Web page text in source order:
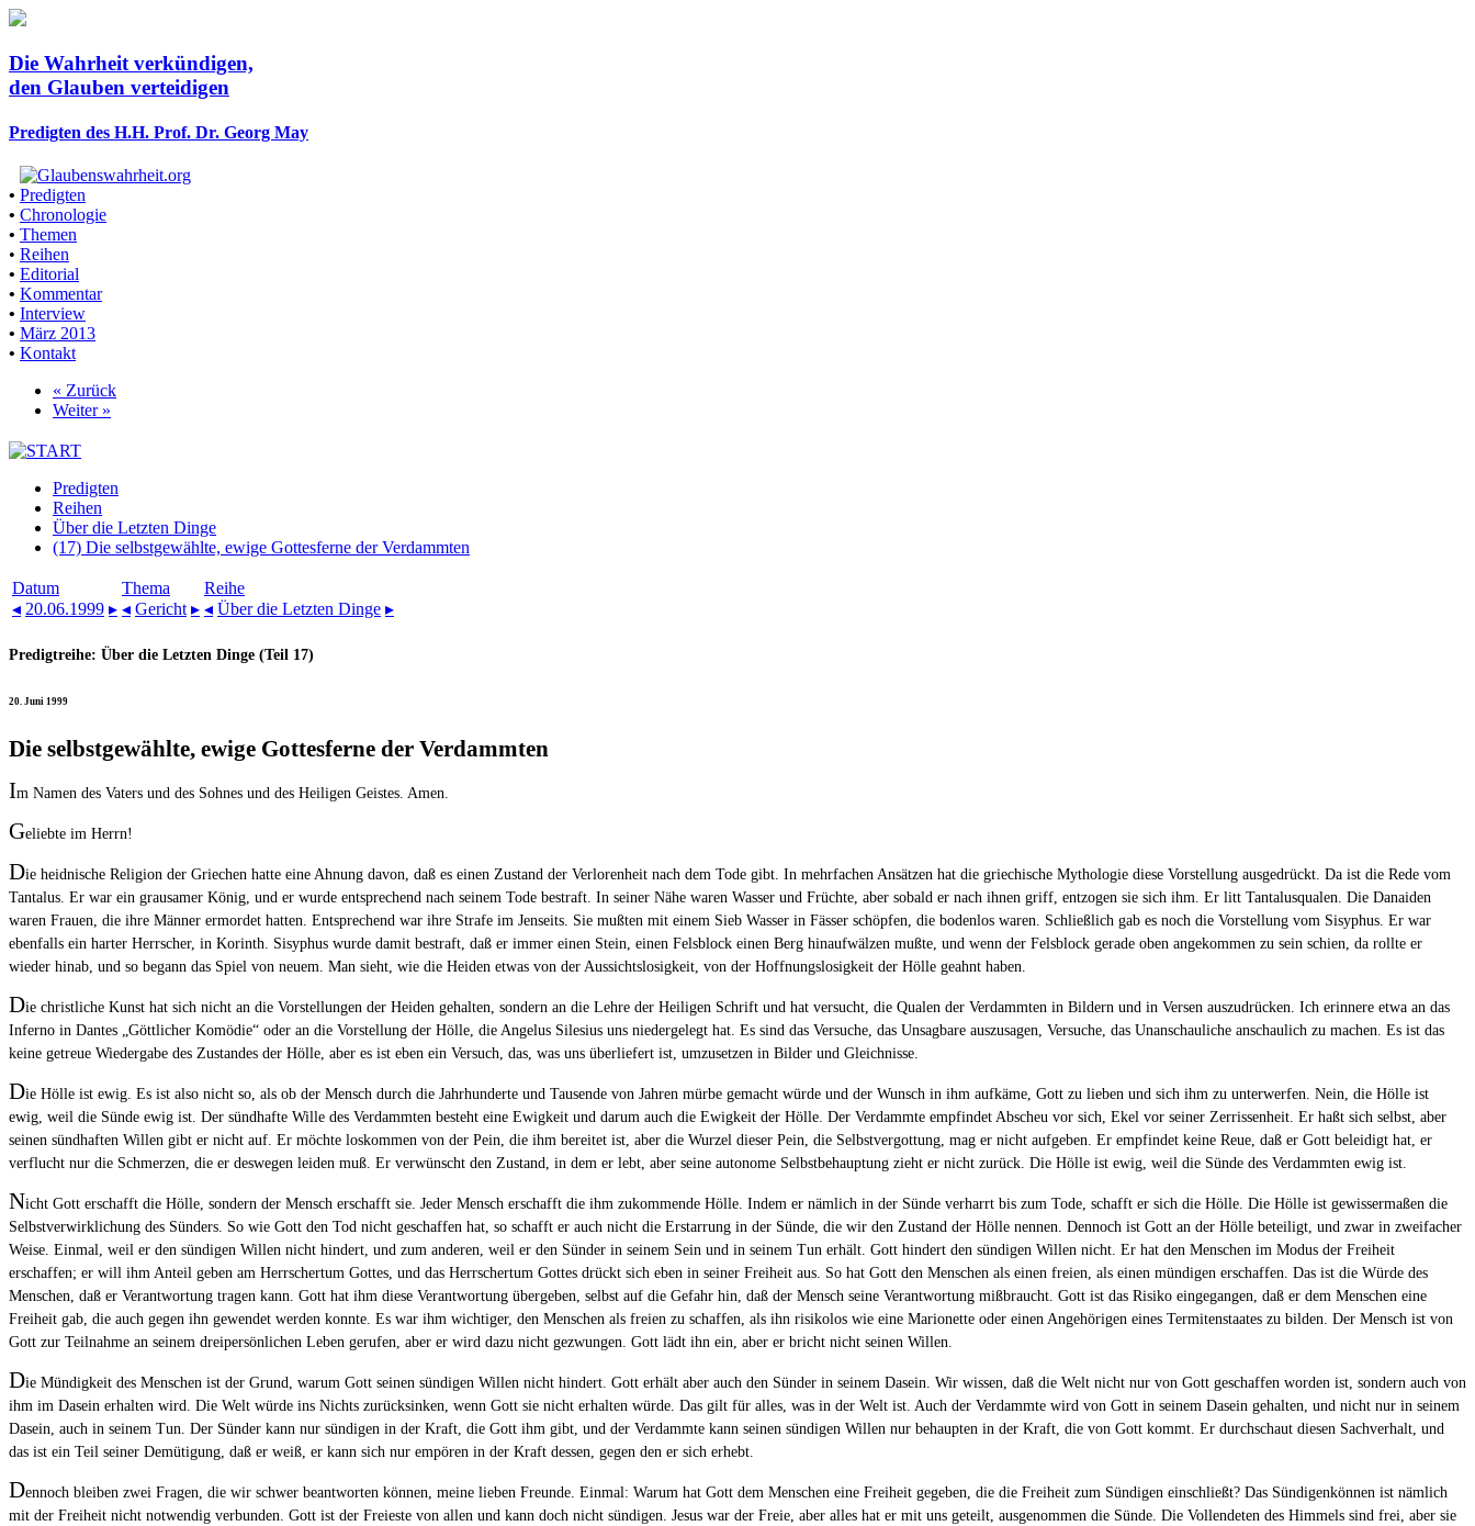
Die Wahrheit verkündigen,
den Glauben verteidigen
Predigten des H.H. Prof. Dr. Georg May
• Predigten
• Chronologie
• Themen
• Reihen
• Editorial
• Kommentar
• Interview
• März 2013
• Kontakt
« Zurück
Weiter »
Predigten
Reihen
Über die Letzten Dinge
(17) Die selbstgewählte, ewige Gottesferne der Verdammten
Datum
◂ 20.06.1999 ▸
Thema
◂ Gericht ▸
Reihe
◂ Über die Letzten Dinge ▸
Predigtreihe: Über die Letzten Dinge (Teil 17)
20. Juni 1999
Die selbstgewählte, ewige Gottesferne der Verdammten
Im Namen des Vaters und des Sohnes und des Heiligen Geistes. Amen.
Geliebte im Herrn!
Die heidnische Religion der Griechen hatte eine Ahnung davon, daß es einen Zustand der Verlorenheit nach dem Tode gibt. In mehrfachen Ansätzen hat die griechische Mythologie diese Vorstellung ausgedrückt. Da ist die Rede vom
Tantalus. Er war ein grausamer König, und er wurde entsprechend nach seinem Tode bestraft. In seiner Nähe waren Wasser und Früchte, aber sobald er nach ihnen griff, entzogen sie sich ihm. Er litt Tantalusqualen. Die Danaiden
waren Frauen, die ihre Männer ermordet hatten. Entsprechend war ihre Strafe im Jenseits. Sie mußten mit einem Sieb Wasser in Fässer schöpfen, die bodenlos waren. Schließlich gab es noch die Vorstellung vom Sisyphus. Er war
ebenfalls ein harter Herrscher, in Korinth. Sisyphus wurde damit bestraft, daß er immer einen Stein, einen Felsblock einen Berg hinaufwälzen mußte, und wenn der Felsblock gerade oben angekommen zu sein schien, da rollte er
wieder hinab, und so begann das Spiel von neuem. Man sieht, wie die Heiden etwas von der Aussichtslosigkeit, von der Hoffnungslosigkeit der Hölle geahnt haben.
Die christliche Kunst hat sich nicht an die Vorstellungen der Heiden gehalten, sondern an die Lehre der Heiligen Schrift und hat versucht, die Qualen der Verdammten in Bildern und in Versen auszudrücken. Ich erinnere etwa an das
Inferno in Dantes „Göttlicher Komödie“ oder an die Vorstellung der Hölle, die Angelus Silesius uns niedergelegt hat. Es sind das Versuche, das Unsagbare auszusagen, Versuche, das Unanschauliche anschaulich zu machen. Es ist das
keine getreue Wiedergabe des Zustandes der Hölle, aber es ist eben ein Versuch, das, was uns überliefert ist, umzusetzen in Bilder und Gleichnisse.
Die Hölle ist ewig. Es ist also nicht so, als ob der Mensch durch die Jahrhunderte und Tausende von Jahren mürbe gemacht würde und der Wunsch in ihm aufkäme, Gott zu lieben und sich ihm zu unterwerfen. Nein, die Hölle ist
ewig, weil die Sünde ewig ist. Der sündhafte Wille des Verdammten besteht eine Ewigkeit und darum auch die Ewigkeit der Hölle. Der Verdammte empfindet Abscheu vor sich, Ekel vor seiner Zerrissenheit. Er haßt sich selbst, aber
seinen sündhaften Willen gibt er nicht auf. Er möchte loskommen von der Pein, die ihm bereitet ist, aber die Wurzel dieser Pein, die Selbstvergottung, mag er nicht aufgeben. Er empfindet keine Reue, daß er Gott beleidigt hat, er
verflucht nur die Schmerzen, die er deswegen leiden muß. Er verwünscht den Zustand, in dem er lebt, aber seine autonome Selbstbehauptung zieht er nicht zurück. Die Hölle ist ewig, weil die Sünde des Verdammten ewig ist.
Nicht Gott erschafft die Hölle, sondern der Mensch erschafft sie. Jeder Mensch erschafft die ihm zukommende Hölle. Indem er nämlich in der Sünde verharrt bis zum Tode, schafft er sich die Hölle. Die Hölle ist gewissermaßen die
Selbstverwirklichung des Sünders. So wie Gott den Tod nicht geschaffen hat, so schafft er auch nicht die Erstarrung in der Sünde, die wir den Zustand der Hölle nennen. Dennoch ist Gott an der Hölle beteiligt, und zwar in zweifacher
Weise. Einmal, weil er den sündigen Willen nicht hindert, und zum anderen, weil er den Sünder in seinem Sein und in seinem Tun erhält. Gott hindert den sündigen Willen nicht. Er hat den Menschen im Modus der Freiheit
erschaffen; er will ihm Anteil geben am Herrschertum Gottes, und das Herrschertum Gottes drückt sich eben in seiner Freiheit aus. So hat Gott den Menschen als einen freien, als einen mündigen erschaffen. Das ist die Würde des
Menschen, daß er Verantwortung tragen kann. Gott hat ihm diese Verantwortung übergeben, selbst auf die Gefahr hin, daß der Mensch seine Verantwortung mißbraucht. Gott ist das Risiko eingegangen, daß er dem Menschen eine
Freiheit gab, die auch gegen ihn gewendet werden konnte. Es war ihm wichtiger, den Menschen als freien zu schaffen, als ihn risikolos wie eine Marionette oder einen Angehörigen eines Termitenstaates zu bilden. Der Mensch ist von
Gott zur Teilnahme an seinem dreipersönlichen Leben gerufen, aber er wird dazu nicht gezwungen. Gott lädt ihn ein, aber er bricht nicht seinen Willen.
Die Mündigkeit des Menschen ist der Grund, warum Gott seinen sündigen Willen nicht hindert. Gott erhält aber auch den Sünder in seinem Dasein. Wir wissen, daß die Welt nicht nur von Gott geschaffen worden ist, sondern auch von
ihm im Dasein erhalten wird. Die Welt würde ins Nichts zurücksinken, wenn Gott sie nicht erhalten würde. Das gilt für alles, was in der Welt ist. Auch der Verdammte wird von Gott in seinem Dasein gehalten, und nicht nur in seinem
Dasein, auch in seinem Tun. Der Sünder kann nur sündigen in der Kraft, die Gott ihm gibt, und der Verdammte kann seinen sündigen Willen nur behaupten in der Kraft, die von Gott kommt. Er durchschaut diesen Sachverhalt, und
das ist ein Teil seiner Demütigung, daß er weiß, er kann sich nur empören in der Kraft dessen, gegen den er sich erhebt.
Dennoch bleiben zwei Fragen, die wir schwer beantworten können, meine lieben Freunde. Einmal: Warum hat Gott dem Menschen eine Freiheit gegeben, die die Freiheit zum Sündigen einschließt? Das Sündigenkönnen ist nämlich
mit der Freiheit nicht notwendig verbunden. Gott ist der Freieste von allen und kann doch nicht sündigen. Jesus war der Freie, aber alles hat er mit uns geteilt, ausgenommen die Sünde. Die Vollendeten des Himmels sind frei, aber sie